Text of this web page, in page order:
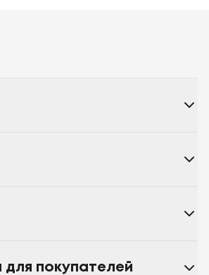
покупателей